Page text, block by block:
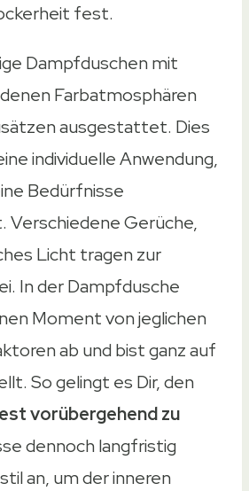
fest.
Dampfduschen mit
Farbatmosphären
ausgestattet. Dies
individuelle Anwendung,
Bedürfnisse
Verschiedene Gerüche,
Licht tragen zur
In der Dampfdusche
Moment von jeglichen
ab und bist ganz auf
So gelingt es Dir, den
vorübergehend zu
dennoch langfristig
an, um der inneren